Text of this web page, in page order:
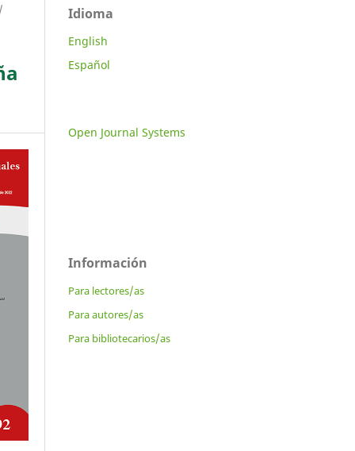
/
Idioma
English
Español
Open Journal Systems
Información
Para lectores/as
Para autores/as
Para bibliotecarios/as